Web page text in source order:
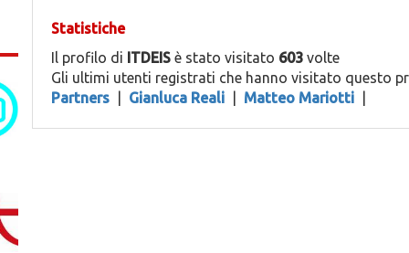
Statistiche
Il profilo di ITDEISè stato visitato 603volte
Gli ultimi utenti registrati che hanno visitato questo
Partners
Gianluca Reali Matteo Mariotti